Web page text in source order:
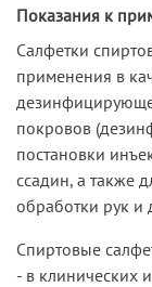
Показания к
Салфетки
применения в
покровов
постановки
ссадин, а также
обработки рук и
Спиртовые
- в клинических